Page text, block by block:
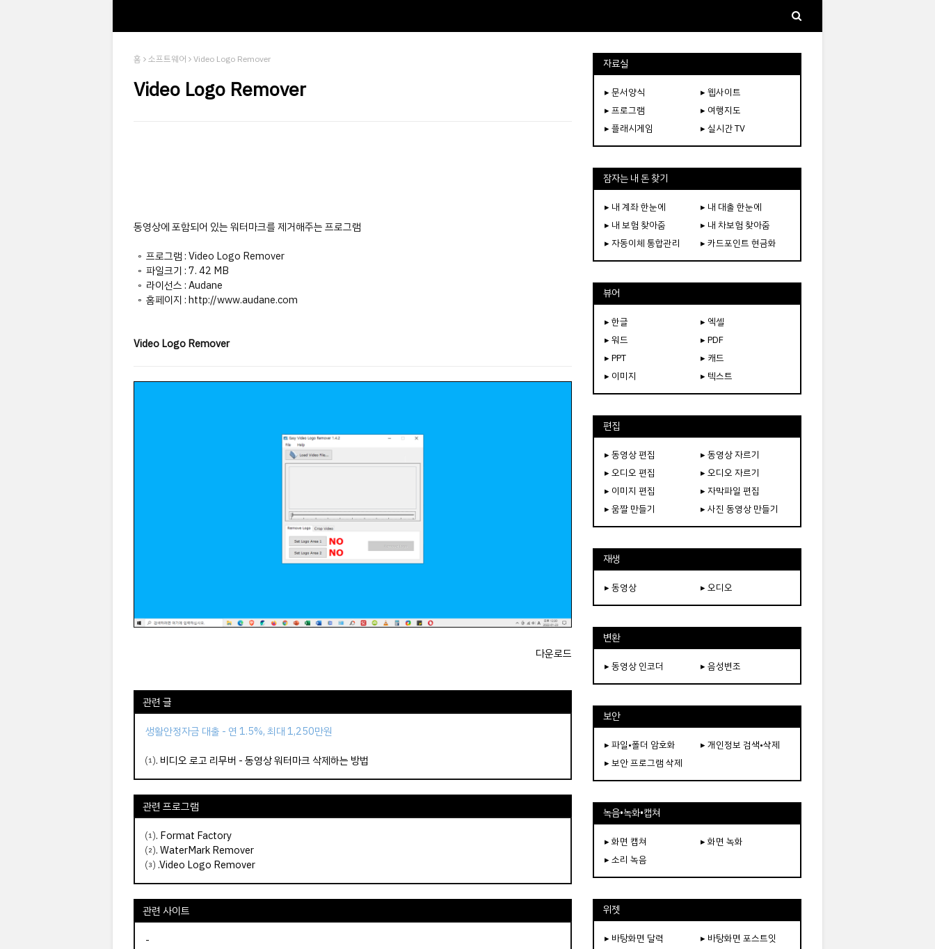
홈 소프트웨어 Video Logo Remover
Video Logo Remover
동영상에 포함되어 있는 워터마크를 제거해주는 프로그램
◦ 프로그램 : Video Logo Remover
◦ 파일크기 : 7. 42 MB
◦ 라이선스 : Audane
◦ 홈페이지 : http://www.audane.com
Video Logo Remover
다운로드
관련 글
생활안정자금 대출 - 연 1.5%, 최대 1,250만원
⑴. 비디오 로고 리무버 - 동영상 워터마크 삭제하는 방법
관련 프로그램
⑴. Format Factory
⑵.WaterMark Remover
⑶ .Video Logo Remover
관련 사이트
-
자료실
▸ 문서양식
▸ 웹사이트
▸ 프로그램
▸ 여행지도
▸ 플래시게임
▸ 실시간 TV
잠자는 내 돈 찾기
▸ 내 계좌 한눈에
▸ 내 대출 한눈에
▸ 내 보험 찾아줌
▸ 내 차보험 찾아줌
▸ 자동이체 통합관리
▸ 카드포인트 현금화
뷰어
▸ 한글
▸ 엑셀
▸ 워드
▸ PDF
▸ PPT
▸ 캐드
▸ 이미지
▸ 텍스트
편집
▸ 동영상 편집
▸ 동영상 자르기
▸ 오디오 편집
▸ 오디오 자르기
▸ 이미지 편집
▸ 자막파일 편집
▸ 움짤 만들기
▸ 사진 동영상 만들기
재생
▸ 동영상 ▸ 오디오
변환
▸ 동영상 인코더 ▸ 음성변조
보안
▸ 파일•폴더 암호화
▸ 개인정보 검색•삭제
▸ 보안 프로그램 삭제
녹음•녹화•캡쳐
▸ 화면 캡쳐
▸ 화면 녹화
▸ 소리 녹음
위젯
▸ 바탕화면 달력 ▸ 바탕화면 포스트잇